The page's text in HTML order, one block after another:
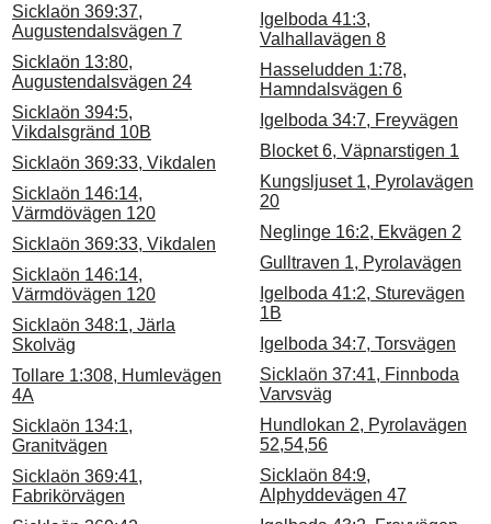
Sicklaön 369:37,
Augustendalsvägen 7
Sicklaön 13:80,
Augustendalsvägen 24
Sicklaön 394:5,
Vikdalsgränd 10B
Sicklaön 369:33, Vikdalen
Sicklaön 146:14,
Värmdövägen 120
Sicklaön 369:33, Vikdalen
Sicklaön 146:14,
Värmdövägen 120
Sicklaön 348:1, Järla
Skolväg
Tollare 1:308, Humlevägen
4A
Sicklaön 134:1,
Granitvägen
Sicklaön 369:41,
Fabrikörvägen
Igelboda 41:3,
Valhallavägen 8
Hasseludden 1:78,
Hamndalsvägen 6
Igelboda 34:7, Freyvägen
Blocket 6, Väpnarstigen 1
Kungsljuset 1, Pyrolavägen
20
Neglinge 16:2, Ekvägen 2
Gulltraven 1, Pyrolavägen
Igelboda 41:2, Sturevägen
1B
Igelboda 34:7, Torsvägen
Sicklaön 37:41, Finnboda
Varvsväg
Hundlokan 2, Pyrolavägen
52,54,56
Sicklaön 84:9,
Alphyddevägen 47